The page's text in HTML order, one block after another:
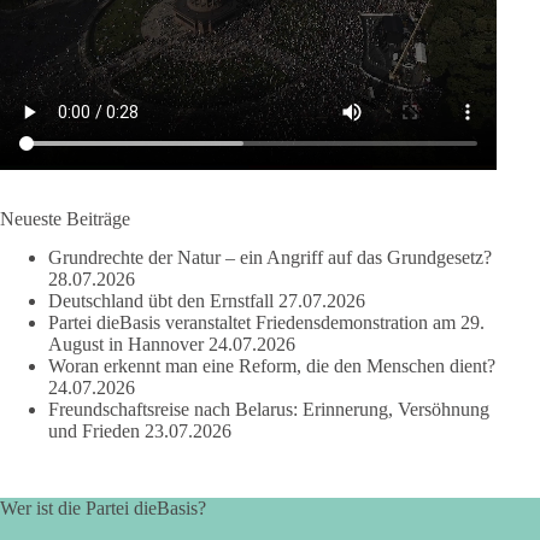
Quelle: https://www.tagesschau.de/ausland/asien/nato-
erklaerung-ankara-100.html
#dieBasis #NATO #Gipfeltreffen #Frieden #Sicherheit
DieBasis
2 Tage(n) zuvor
Grundrechte der Natur – ein Angriff auf das Grundgesetz?
Im Politischen Frühschoppen diskutieren die Teilnehmer das
Verhältnis von Mensch, Natur und Grundgesetz.
Kann die Natur Träger eigener Grundrechte sein? Oder würde
Neueste Beiträge
Grundrechte der Natur – ein Angriff auf das Grundgesetz?
28.07.2026
Deutschland übt den Ernstfall 27.07.2026
Partei dieBasis veranstaltet Friedensdemonstration am 29.
August in Hannover 24.07.2026
Woran erkennt man eine Reform, die den Menschen dient?
24.07.2026
Freundschaftsreise nach Belarus: Erinnerung, Versöhnung
und Frieden 23.07.2026
Wer ist die Partei dieBasis?